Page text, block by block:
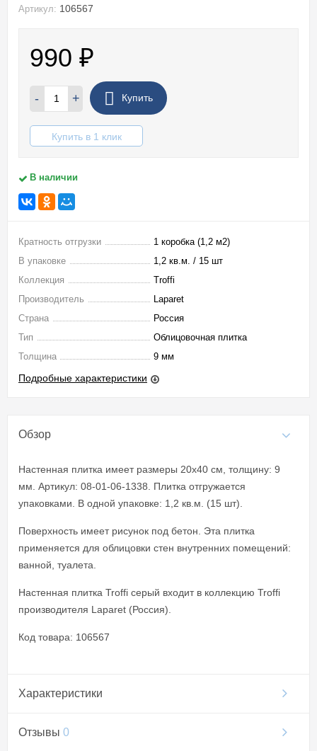
Артикул: 106567
990 ₽
- + Купить
Купить в 1 клик
В наличии
Кратность отгрузки
1 коробка (1,2 м2)
В упаковке
1,2 кв.м. / 15 шт
Коллекция
Troffi
Производитель
Laparet
Страна
Россия
Тип
Облицовочная плитка
Толщина
9 мм
Подробные характеристики
Обзор
Настенная плитка имеет размеры 20x40 см, толщину: 9
мм. Артикул: 08-01-06-1338. Плитка отгружается
упаковками. В одной упаковке: 1,2 кв.м. (15 шт).
Поверхность имеет рисунок под бетон. Эта плитка
применяется для облицовки стен внутренних помещений:
ванной, туалета.
Настенная плитка Troffi серый входит в коллекцию Troffi
производителя Laparet (Россия).
Код товара: 106567
Характеристики
Отзывы 0